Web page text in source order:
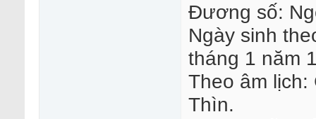
Đương số:
Ngày sinh
tháng 1 năm
Theo âm
Thìn.